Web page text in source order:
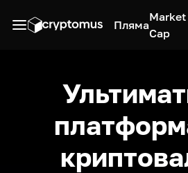
Пляма
Market
Cap